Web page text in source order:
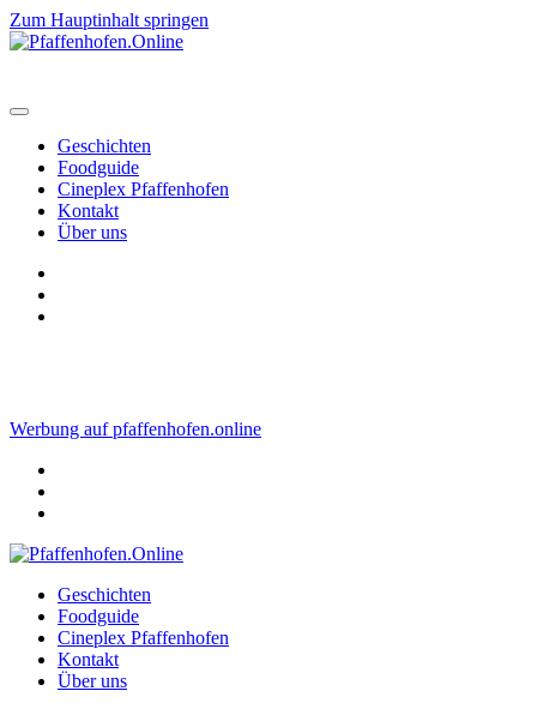
Zum Hauptinhalt springen
Geschichten
Foodguide
Cineplex Pfaffenhofen
Kontakt
Über uns
Werbung auf pfaffenhofen.online
Geschichten
Foodguide
Cineplex Pfaffenhofen
Kontakt
Über uns